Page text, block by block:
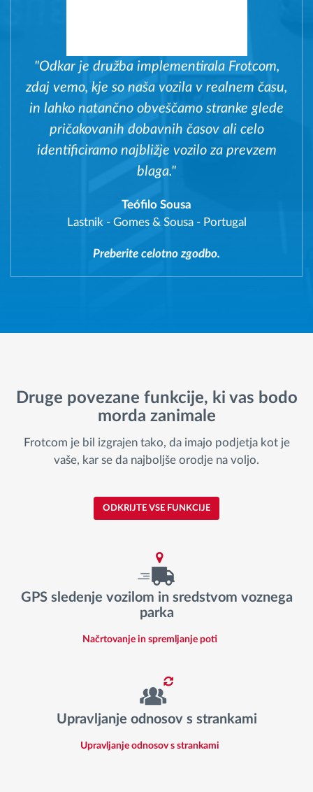
"Odkar je družba implementirala Frotcom,
zdaj vemo, kje so naša vozila v realnem času,
in lahko natančno obveščamo stranke glede
pričakovanih dobavnih časov ali celo
identificiramo najbližje vozilo za prevzem
blaga."
Teófilo Sousa
Lastnik - Gomes & Sousa - Portugal
Preberite celotno zgodbo.
Druge povezane funkcije, ki vas bodo
morda zanimale
Frotcom je bil izgrajen tako, da imajo podjetja kot je
vaše, kar se da najboljše orodje na voljo.
ODKRIJTE VSE FUNKCIJE
GPS sledenje vozilom in sredstvom voznega
parka
Načrtovanje in spremljanje poti
Upravljanje odnosov s strankami
Upravljanje odnosov s strankami